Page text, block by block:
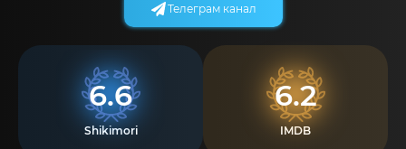
6.6
Shikimori
6.2
IMDB
Телеграм канал